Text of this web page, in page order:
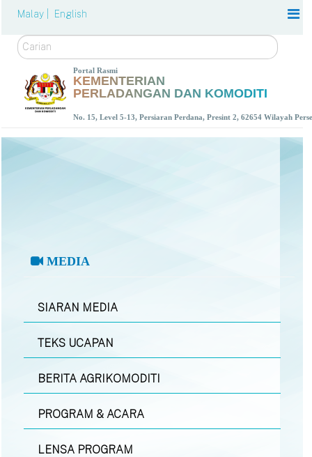
Malay | English
Carian
Portal Rasmi
KEMENTERIAN
PERLADANGAN DAN KOMODITI
No. 15, Level 5-13, Persiaran Perdana, Presint 2, 62654 Wilayah
MEDIA
SIARAN MEDIA
TEKS UCAPAN
BERITA AGRIKOMODITI
PROGRAM & ACARA
LENSA PROGRAM